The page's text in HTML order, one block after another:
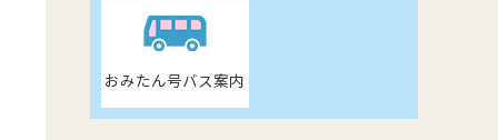
おみたん号バス案内